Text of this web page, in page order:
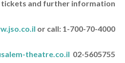
tickets and further information:
.jso.co.il or call: 1-700-70-4000
theatre.co.il 02-5605755